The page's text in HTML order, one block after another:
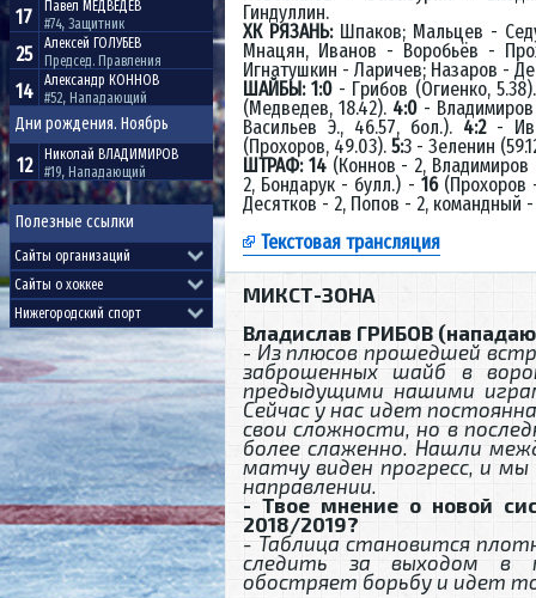
17 Павел МЕДВЕДЕВ
#74, Защитник
25 Алексей ГОЛУБЕВ
Председ. Правления
14 Александр КОННОВ
#52, Нападающий
Дни рождения. Ноябрь
12 Николай ВЛАДИМИРОВ
#19, Нападающий
Полезные ссылки
Гиндуллин.
ХК РЯЗАНЬ:Шпаков; Мальцев -
Мнацян, Иванов - Воробьёв -
Игнатушкин - Ларичев; Назаров -
ШАЙБЫ: 1:0 - Грибов (Огиенко,
(Медведев, 18.42). 4:0 -
Васильев Э., 46.57, бол.). 4:2-
(Прохоров, 49.03).5:3 - Зеленин
ШТРАФ: 14(Коннов - 2,
2, Бондарук - булл.) - 16(Прохоров
Десятков - 2, Попов - 2, командный
Текстовая трансляция
МИКСТ-ЗОНА
Владислав ГРИБОВ
- Из плюсов прошедшей
заброшенных шайб в
предыдущими нашими
Сейчас у нас идет
свои сложности, но в
более слаженно. Нашли
матчу виден прогресс, и
направлении.
- Твое мнение о новой
2018/2019?
- Таблица становится
следить за выходом в
обостряет борьбу и идет